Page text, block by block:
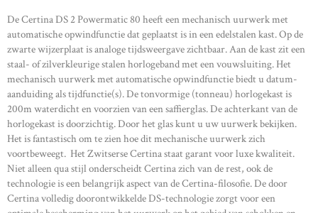
De Certina DS 2 Powermatic 80 heeft een mechanisch uurwerk met
automatische opwindfunctie dat geplaatst is in een edelstalen kast. Op de
zwarte wijzerplaat is analoge tijdsweergave zichtbaar. Aan de kast zit een
staal- of zilverkleurige stalen horlogeband met een vouwsluiting. Het
mechanisch uurwerk met automatische opwindfunctie biedt u datum-
aanduiding als tijdfunctie(s). De tonvormige (tonneau) horlogekast is
200m waterdicht en voorzien van een saffierglas. De achterkant van de
horlogekast is doorzichtig. Door het glas kunt u uw uurwerk bekijken.
Het is fantastisch om te zien hoe dit mechanische uurwerk zich
voortbeweegt. Het Zwitserse Certina staat garant voor luxe kwaliteit.
Niet alleen qua stijl onderscheidt Certina zich van de rest, ook de
technologie is een belangrijk aspect van de Certina-filosofie. De door
Certina volledig doorontwikkelde DS-technologie zorgt voor een